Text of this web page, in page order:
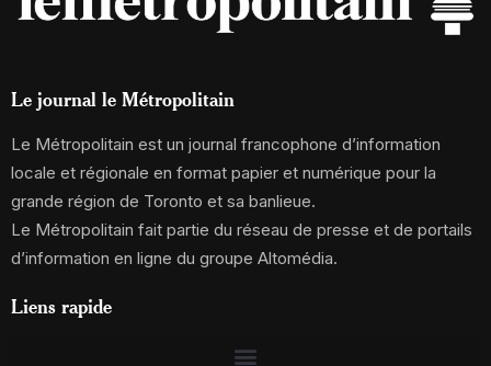
Le journal le Métropolitain
Le Métropolitain est un journal francophone d’information
locale et régionale en format papier et numérique pour la
grande région de Toronto et sa banlieue.
Le Métropolitain fait partie du réseau de presse et de portails
d’information en ligne du groupe Altomédia.
Liens rapide